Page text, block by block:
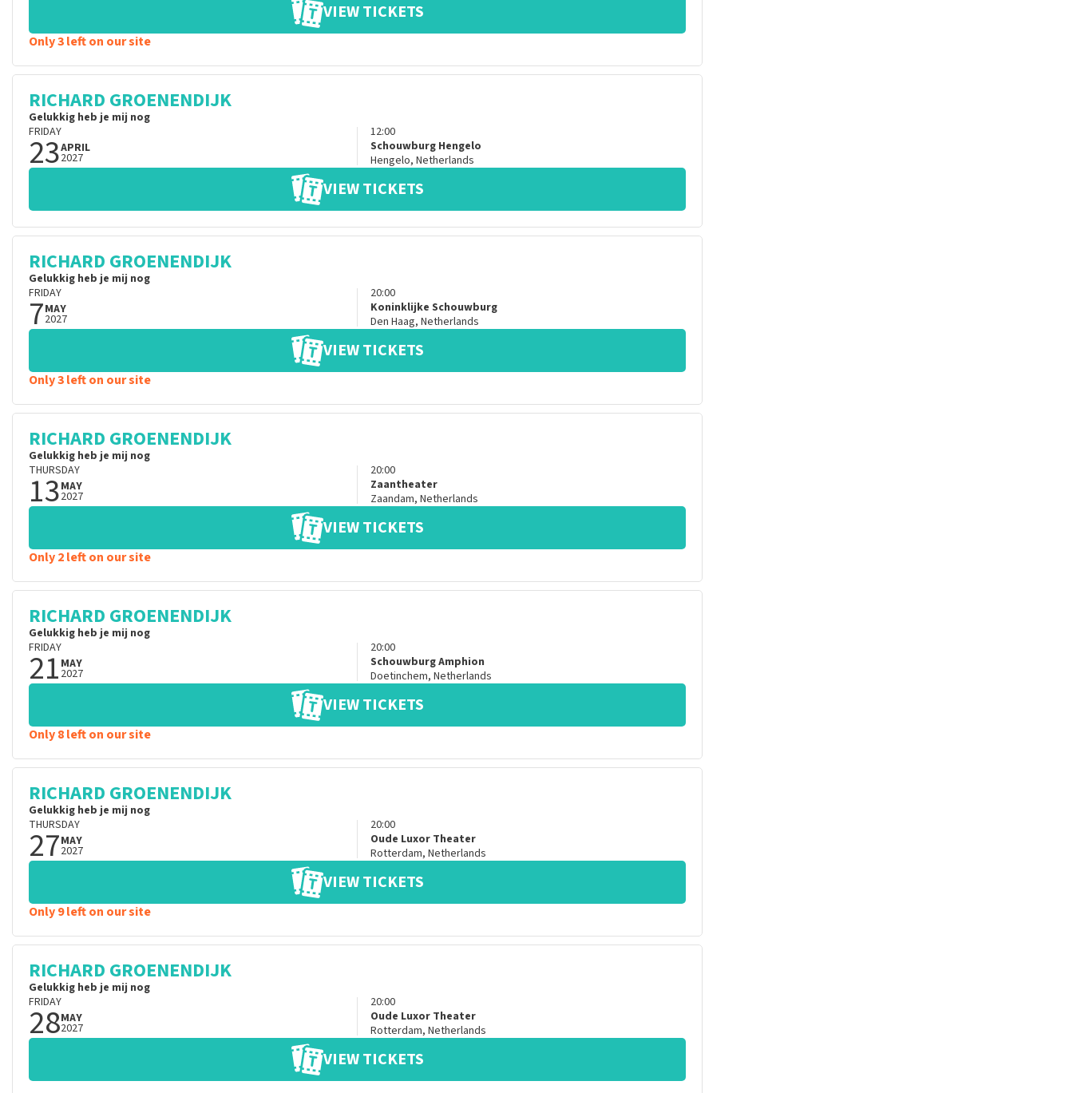
VIEW TICKETS
Only 3 left on our site
RICHARD GROENENDIJK
Gelukkig heb je mij nog
FRIDAY
23APRIL
2027
12:00
Schouwburg Hengelo
Hengelo, Netherlands
VIEW TICKETS
RICHARD GROENENDIJK
Gelukkig heb je mij nog
FRIDAY
7MAY
2027
20:00
Koninklijke Schouwburg
Den Haag, Netherlands
VIEW TICKETS
Only 3 left on our site
RICHARD GROENENDIJK
Gelukkig heb je mij nog
THURSDAY
13MAY
2027
20:00
Zaantheater
Zaandam, Netherlands
VIEW TICKETS
Only 2 left on our site
RICHARD GROENENDIJK
Gelukkig heb je mij nog
FRIDAY
21 MAY
2027
20:00
Schouwburg Amphion
Doetinchem, Netherlands
VIEW TICKETS
Only 8 left on our site
RICHARD GROENENDIJK
Gelukkig heb je mij nog
THURSDAY
27MAY
2027
20:00
Oude Luxor Theater
Rotterdam, Netherlands
VIEW TICKETS
Only 9 left on our site
RICHARD GROENENDIJK
Gelukkig heb je mij nog
FRIDAY
28MAY
2027
20:00
Oude Luxor Theater
Rotterdam, Netherlands
VIEW TICKETS